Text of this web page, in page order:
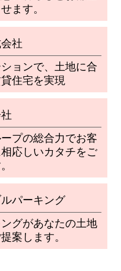
ます。
社
ョンで、土地に合
住宅を実現
プの総合力でお客
応しいカタチをご
パーキング
グがあなたの土地
案します。